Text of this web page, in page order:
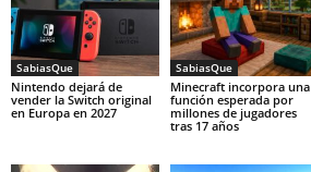
SabiasQue
Nintendo dejará de
vender la Switch original
en Europa en 2027
SabiasQue
Minecraft incorpora una
función esperada por
millones de jugadores
tras 17 años